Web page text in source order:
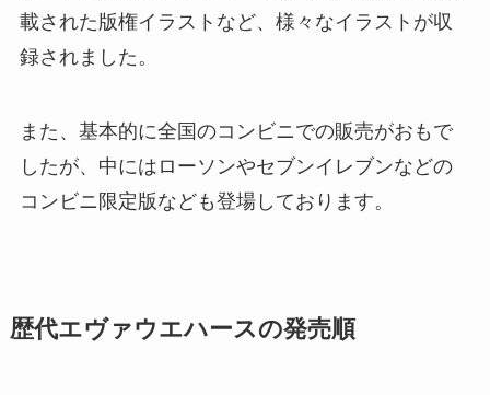
載された版権イラストなど、様々なイラストが収
録されました。
また、基本的に全国のコンビニでの販売がおもで
したが、中にはローソンやセブンイレブンなどの
コンビニ限定版なども登場しております。
歴代エヴァウエハースの発売順